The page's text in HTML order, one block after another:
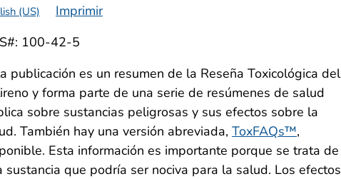
(US) Imprimir
100-42-5
publicación es un resumen de la Reseña Toxicológica del
y forma parte de una serie de resúmenes de salud
sobre sustancias peligrosas y sus efectos sobre la
También hay una versión abreviada, ToxFAQs™,
Esta información es importante porque se trata de
sustancia que podría ser nociva para la salud. Los efectos